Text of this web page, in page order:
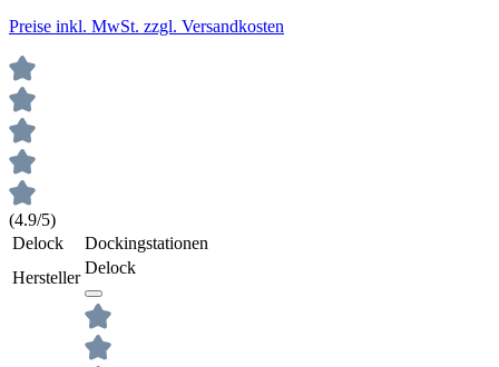
Preise inkl. MwSt. zzgl. Versandkosten
(4.9/5)
Delock
Dockingstationen
Hersteller
Delock